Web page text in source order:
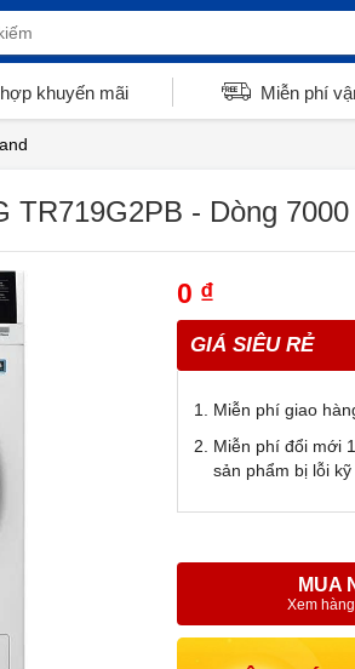
khuyến mãi Miễn phí
TR719G2PB - Dòng
0 ₫
GIÁ SIÊU RẺ
Miễn phí giao
Miễn phí đổi mới
sản phẩm bị lỗi
MUA
Xem